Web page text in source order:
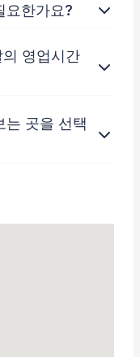
요한가요?
영업시간
는 곳을 선택